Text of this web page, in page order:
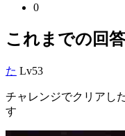
0
これまでの回
た Lv53
チャレンジでクリアし
す